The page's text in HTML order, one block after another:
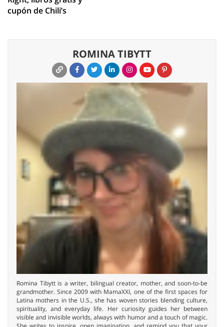
cupón de Chili’s
ROMINA TIBYTT
Romina Tibytt is a writer, bilingual creator, mother, and soon-to-be
grandmother. Since 2009 with MamaXXI, one of the first spaces for
Latina mothers in the U.S., she has woven stories blending culture,
spirituality, and everyday life. Her curiosity guides her between
visible and invisible worlds, always with humor and a touch of magic.